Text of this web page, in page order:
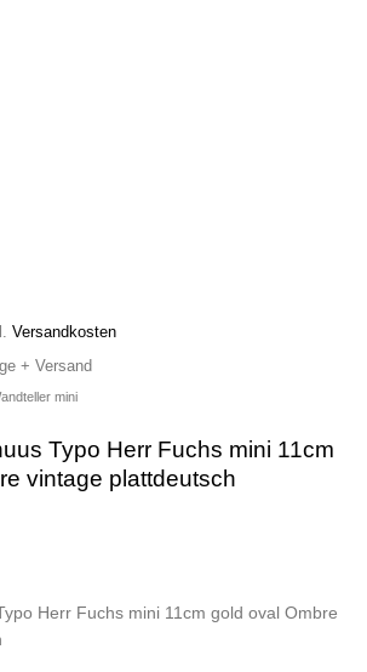
mini
Typo Herr Fuchs mini 11cm
vintage plattdeutsch
Versandkosten
Herr Fuchs mini 11cm gold oval Ombre
+ Versand